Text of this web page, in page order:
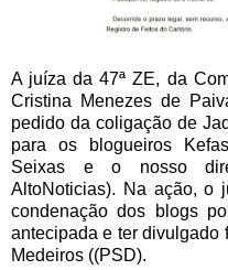
A juíza da 47ª ZE, da
Cristina Menezes de
pedido da coligação de
para os blogueiros
Seixas e o nosso
AltoNoticias). Na ação, o
condenação dos blogs
antecipada e ter divulgado
Medeiros ((PSD).